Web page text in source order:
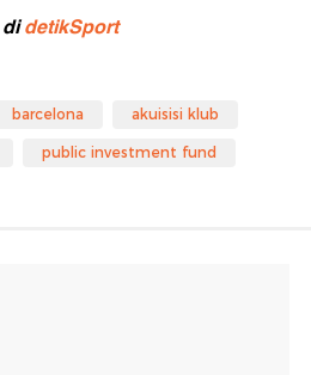
didetikSport
barcelona akuisisi klub
public investment fund